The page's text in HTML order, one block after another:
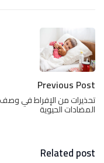
Previous Post
تحذيرات من الإفراط في وصف
المضادات الحيوية
Related post